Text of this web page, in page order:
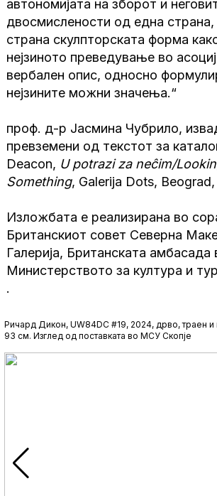
автономијата на зборот и
двосмислености од една
страна скулпторската форма
нејзиното преведување во
вербален опис, односно
нејзините можни значења.“
проф. д-р Јасмина Чубрило,
превземени од текстот за
Deacon, U potrazi za neĉim/
Something, Galerija Dots,
Изложбата е реализирана во
Британскиот совет Северна
Галерија, Британската амбасада
Министерството за култура и
.
Ричард Дикон, UW84DC #19, 2024, дрво, траен
93 см. Изглед од поставката во МСУ Скопје